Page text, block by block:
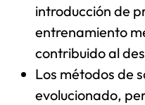
introducción de
entrenamiento
contribuido al
Los métodos de
evolucionado,